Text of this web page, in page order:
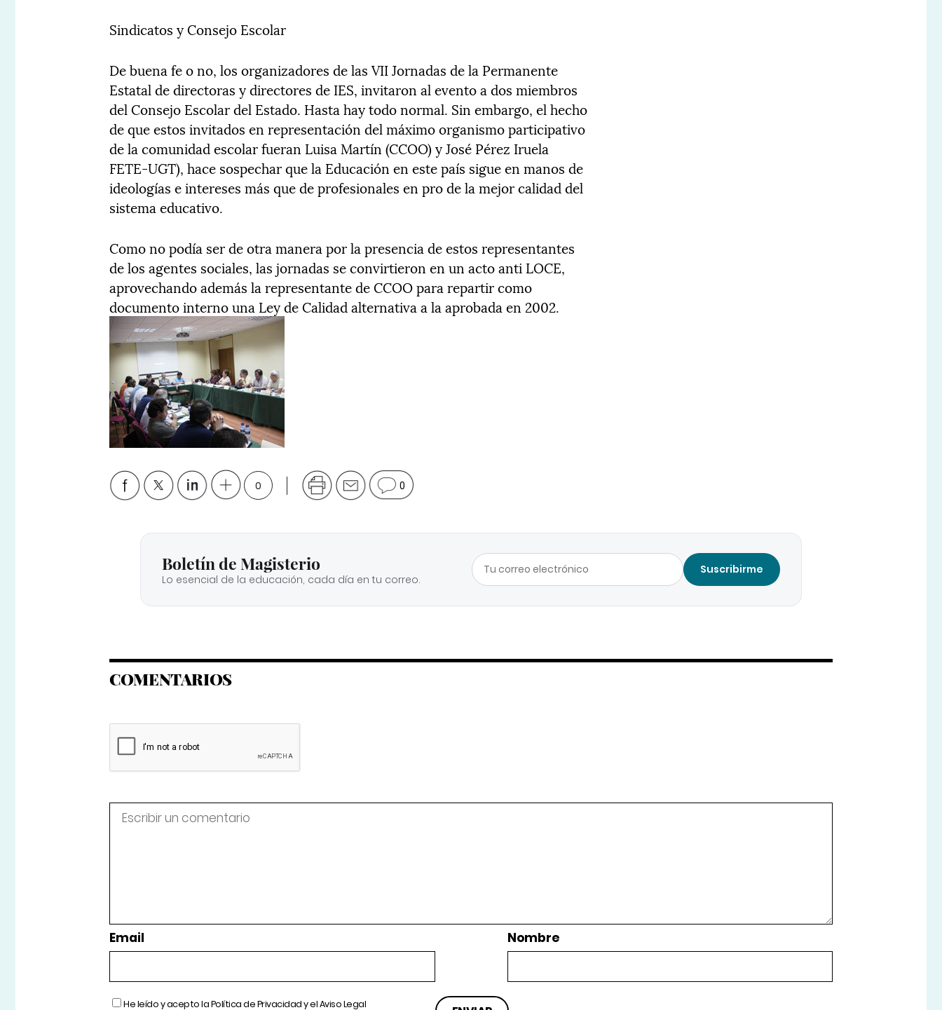
Sindicatos y Consejo Escolar
De buena fe o no, los organizadores de las VII Jornadas de la Permanente
Estatal de directoras y directores de IES, invitaron al evento a dos miembros
del Consejo Escolar del Estado. Hasta hay todo normal. Sin embargo, el hecho
de que estos invitados en representación del máximo organismo participativo
de la comunidad escolar fueran Luisa Martín (CCOO) y José Pérez Iruela
FETE-UGT), hace sospechar que la Educación en este país sigue en manos de
ideologías e intereses más que de profesionales en pro de la mejor calidad del
sistema educativo.
Como no podía ser de otra manera por la presencia de estos representantes
de los agentes sociales, las jornadas se convirtieron en un acto anti LOCE,
aprovechando además la representante de CCOO para repartir como
documento interno una Ley de Calidad alternativa a la aprobada en 2002.
0 0
Boletín de Magisterio
Lo esencial de la educación, cada día en tu correo.
Suscribirme
COMENTARIOS
Email Nombre
He leído y acepto laPolítica de Privacidady elAviso Legal